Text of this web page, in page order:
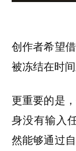
创作者希望
被冻结在时
更重要的是
身没有输入
然能够通过